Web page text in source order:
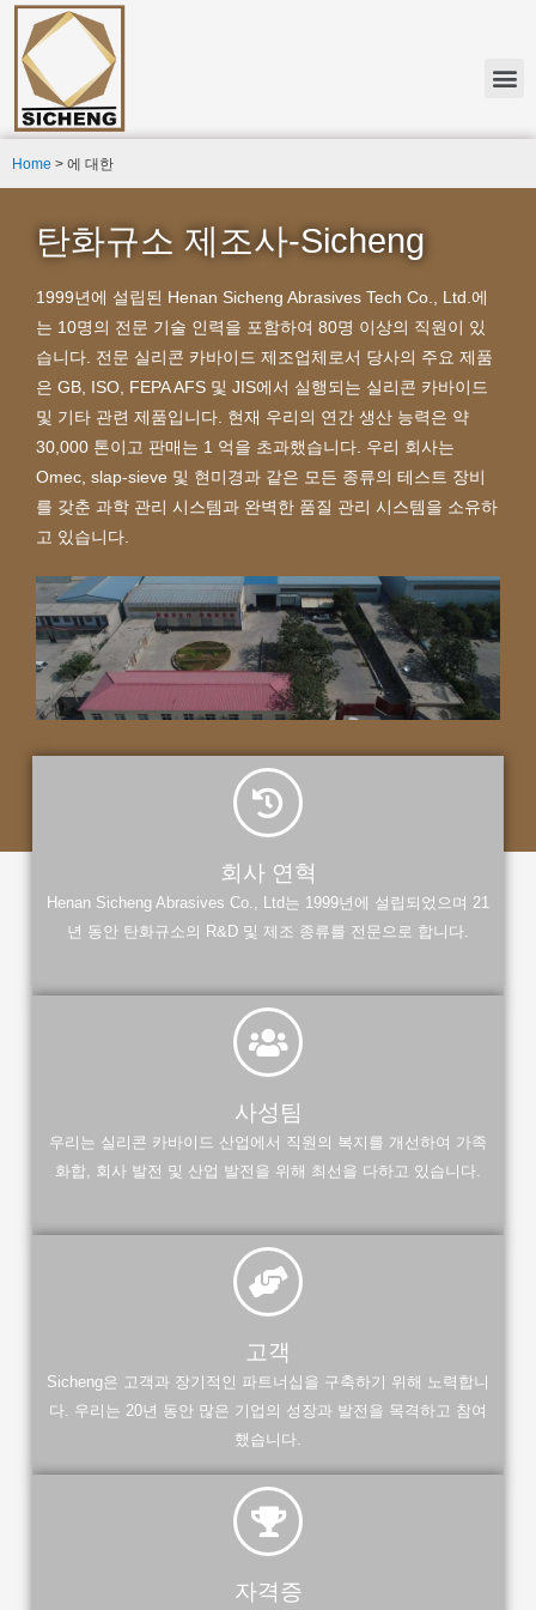
Home > 에 대한
탄화규소 제조사-Sicheng
1999년에 설립된 Henan Sicheng Abrasives Tech Co., Ltd.에
는 10명의 전문 기술 인력을 포함하여 80명 이상의 직원이 있
습니다. 전문 실리콘 카바이드 제조업체로서 당사의 주요 제품
은 GB, ISO, FEPA AFS 및 JIS에서 실행되는 실리콘 카바이드
및 기타 관련 제품입니다. 현재 우리의 연간 생산 능력은 약
30,000 톤이고 판매는 1 억을 초과했습니다. 우리 회사는
Omec, slap-sieve 및 현미경과 같은 모든 종류의 테스트 장비
를 갖춘 과학 관리 시스템과 완벽한 품질 관리 시스템을 소유하
고 있습니다.
회사 연혁
Henan Sicheng Abrasives Co., Ltd는 1999년에 설립되었으며 21
년 동안 탄화규소의 R&D 및 제조 종류를 전문으로 합니다.
사성팀
우리는 실리콘 카바이드 산업에서 직원의 복지를 개선하여 가족
화합, 회사 발전 및 산업 발전을 위해 최선을 다하고 있습니다.
고객
Sicheng은 고객과 장기적인 파트너십을 구축하기 위해 노력합니
다. 우리는 20년 동안 많은 기업의 성장과 발전을 목격하고 참여
했습니다.
자격증